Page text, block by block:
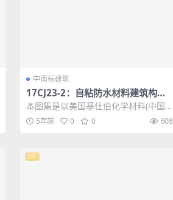
中南标建筑
17CJ23-2：自粘防水材料建筑构造
（二）
本图集是以美国基仕伯化学材料(中国)
有限公司(原格雷斯中国有限公司)研发
生产的必...
5年前 0 0 608
VIP